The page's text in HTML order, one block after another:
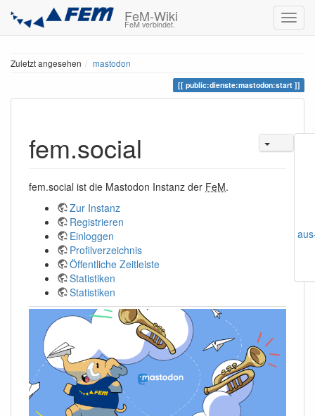
FeM-Wiki
FeM verbindet.
Zuletzt angesehen mastodon
public:dienste:mastodon:start
fem.social
fem.social ist die Mastodon Instanz der FeM.
Zur Instanz
Registrieren
Einloggen
Profilverzeichnis
Öffentliche Zeitleiste
Statistiken
Statistiken